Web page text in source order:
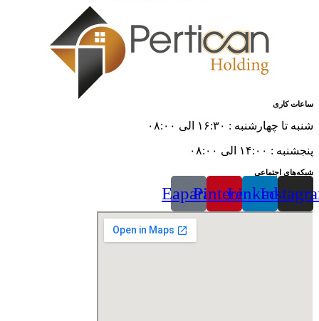
ساعات کاری
شنبه تا چهارشنبه : ۱۶:۳۰ الی ۰۸:۰۰
پنجشنبه : ۱۴:۰۰ الی ۰۸:۰۰
شبکه‌های اجتماعی
Linkedin
Pinterest
Eaparat